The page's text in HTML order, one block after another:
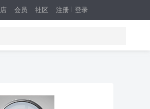
注册 登录
会员 社区